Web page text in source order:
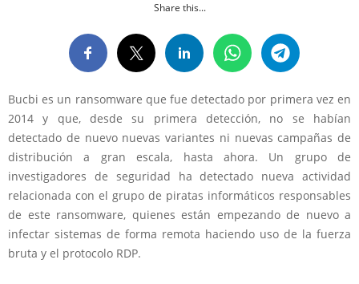
Share this...
Bucbi es un ransomware que fue detectado por primera vez en
2014 y que, desde su primera detección, no se habían
detectado de nuevo nuevas variantes ni nuevas campañas de
distribución a gran escala, hasta ahora. Un grupo de
investigadores de seguridad ha detectado nueva actividad
relacionada con el grupo de piratas informáticos responsables
de este ransomware, quienes están empezando de nuevo a
infectar sistemas de forma remota haciendo uso de la fuerza
bruta y el protocolo RDP.